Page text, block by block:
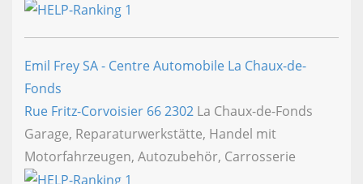
Emil Frey SA - Centre Automobile La Chaux-de-
Fonds
Rue Fritz-Corvoisier 662302 La Chaux-de-Fonds
Garage, Reparaturwerkstätte, Handel mit
Motorfahrzeugen, Autozubehör, Carrosserie